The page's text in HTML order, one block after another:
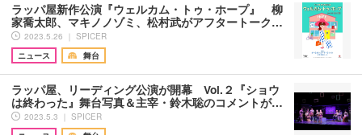
ラッパ屋新作公演『ウェルカム・トゥ・ホープ』 柳
家喬太郎、マキノノゾミ、松村武がアフタートーク…
2023.5.26 ｜ SPICER
ニュース
舞台
ラッパ屋、リーディング公演が開幕 Vol.２『ショウ
は終わった』舞台写真＆主宰・鈴木聡のコメントが…
2023.5.3 ｜ SPICER